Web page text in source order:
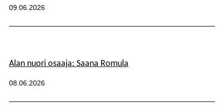
Julkaistu:
09.06.2026
Kategoriat:
Alan nuori osaaja: Saana Romula
Julkaistu:
08.06.2026